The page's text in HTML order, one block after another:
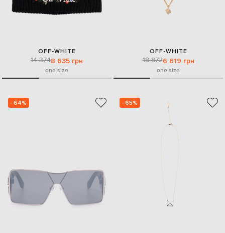
OFF-WHITE
14 3748 635 грн
one size
OFF-WHITE
18 8726 619 грн
one size
- 64% - 65%